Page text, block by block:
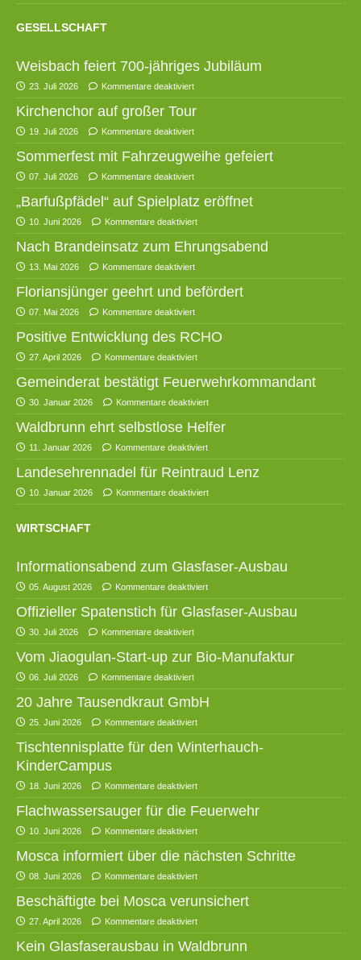
GESELLSCHAFT
Weisbach feiert 700-jähriges Jubiläum
23. Juli 2026 Kommentare deaktiviert
Kirchenchor auf großer Tour
19. Juli 2026 Kommentare deaktiviert
Sommerfest mit Fahrzeugweihe gefeiert
07. Juli 2026 Kommentare deaktiviert
„Barfußpfädel“ auf Spielplatz eröffnet
10. Juni 2026 Kommentare deaktiviert
Nach Brandeinsatz zum Ehrungsabend
13. Mai 2026 Kommentare deaktiviert
Floriansjünger geehrt und befördert
07. Mai 2026 Kommentare deaktiviert
Positive Entwicklung des RCHO
27. April 2026 Kommentare deaktiviert
Gemeinderat bestätigt Feuerwehrkommandant
30. Januar 2026 Kommentare deaktiviert
Waldbrunn ehrt selbstlose Helfer
11. Januar 2026 Kommentare deaktiviert
Landesehrennadel für Reintraud Lenz
10. Januar 2026 Kommentare deaktiviert
WIRTSCHAFT
Informationsabend zum Glasfaser-Ausbau
05. August 2026 Kommentare deaktiviert
Offizieller Spatenstich für Glasfaser-Ausbau
30. Juli 2026 Kommentare deaktiviert
Vom Jiaogulan-Start-up zur Bio-Manufaktur
06. Juli 2026 Kommentare deaktiviert
20 Jahre Tausendkraut GmbH
25. Juni 2026 Kommentare deaktiviert
Tischtennisplatte für den Winterhauch-
KinderCampus
18. Juni 2026 Kommentare deaktiviert
Flachwassersauger für die Feuerwehr
10. Juni 2026 Kommentare deaktiviert
Mosca informiert über die nächsten Schritte
08. Juni 2026 Kommentare deaktiviert
Beschäftigte bei Mosca verunsichert
27. April 2026 Kommentare deaktiviert
Kein Glasfaserausbau in Waldbrunn